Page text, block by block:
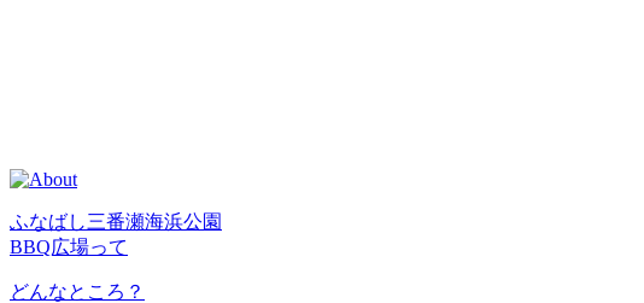
ふなばし三番瀬海浜公園
BBQ広場って
どんなところ？